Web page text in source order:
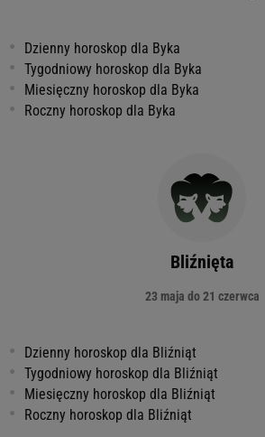
Dzienny horoskop dla Byka
Tygodniowy horoskop dla Byka
Miesięczny horoskop dla Byka
Roczny horoskop dla Byka
Bliźnięta
23 maja do 21 czerwca
Dzienny horoskop dla Bliźniąt
Tygodniowy horoskop dla Bliźniąt
Miesięczny horoskop dla Bliźniąt
Roczny horoskop dla Bliźniąt